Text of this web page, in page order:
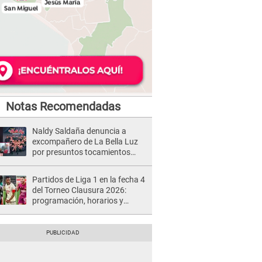
Notas Recomendadas
Naldy Saldaña denuncia a
excompañero de La Bella Luz
por presuntos tocamientos
Partidos de Liga 1 en la fecha 4
del Torneo Clausura 2026:
programación, horarios y